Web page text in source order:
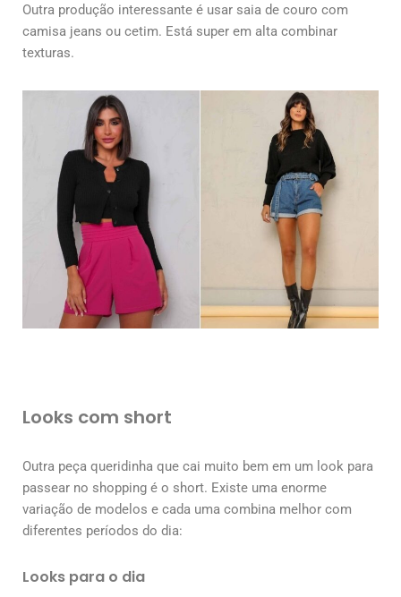
Outra produção interessante é usar saia de couro com
camisa jeans ou cetim. Está super em alta combinar
texturas.
Looks com short
Outra peça queridinha que cai muito bem em um look para
passear no shopping é o short. Existe uma enorme
variação de modelos e cada uma combina melhor com
diferentes períodos do dia:
Looks para o dia